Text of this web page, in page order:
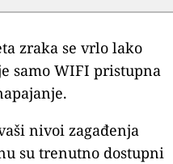
zraka se vrlo lako
samo WIFI pristupna
nivoi zagađenja
su trenutno dostupni